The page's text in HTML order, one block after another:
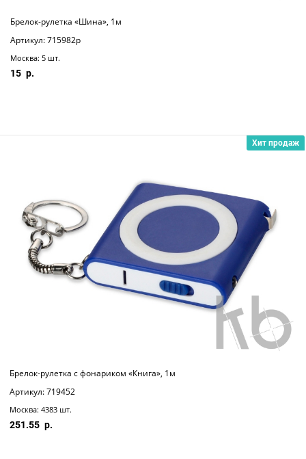
Брелок-рулетка «Шина», 1м
Артикул: 715982p
Москва: 5 шт.
15
Хит продаж
Брелок-рулетка с фонариком «Книга», 1м
Артикул: 719452
Москва: 4383 шт.
251.55